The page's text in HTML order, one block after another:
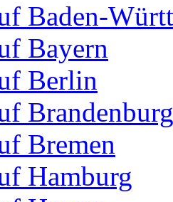
Baden-
Bayern
Berlin
Brandenburg
Bremen
Hamburg